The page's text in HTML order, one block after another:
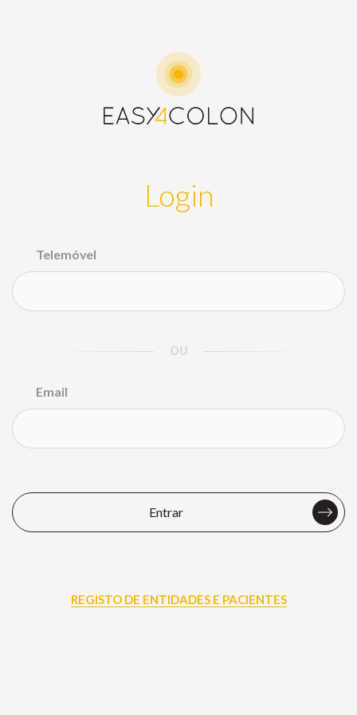
Login
Telemóvel
OU
Email
Entrar
REGISTO DE ENTIDADES E PACIENTES